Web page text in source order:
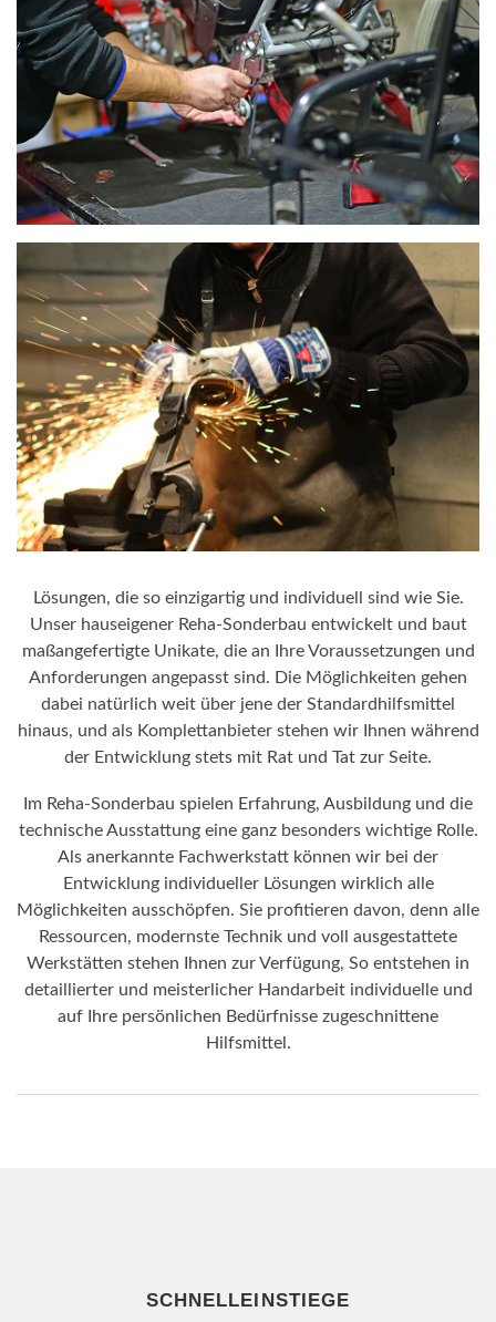
Lösungen, die so einzigartig und individuell sind wie Sie.
Unser hauseigener Reha-Sonderbau entwickelt und baut
maßangefertigte Unikate, die an Ihre Voraussetzungen und
Anforderungen angepasst sind. Die Möglichkeiten gehen
dabei natürlich weit über jene der Standardhilfsmittel
hinaus, und als Komplettanbieter stehen wir Ihnen während
der Entwicklung stets mit Rat und Tat zur Seite.
Im Reha-Sonderbau spielen Erfahrung, Ausbildung und die
technische Ausstattung eine ganz besonders wichtige Rolle.
Als anerkannte Fachwerkstatt können wir bei der
Entwicklung individueller Lösungen wirklich alle
Möglichkeiten ausschöpfen. Sie profitieren davon, denn alle
Ressourcen, modernste Technik und voll ausgestattete
Werkstätten stehen Ihnen zur Verfügung, So entstehen in
detaillierter und meisterlicher Handarbeit individuelle und
auf Ihre persönlichen Bedürfnisse zugeschnittene
Hilfsmittel.
SCHNELLEINSTIEGE